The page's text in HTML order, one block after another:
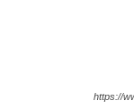
https://